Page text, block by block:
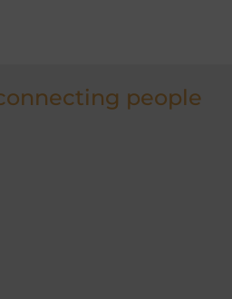
people